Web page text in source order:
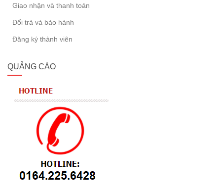
Giao nhận và thanh toán
Đổi trả và bảo hành
Đăng ký thành viên
QUẢNG CÁO